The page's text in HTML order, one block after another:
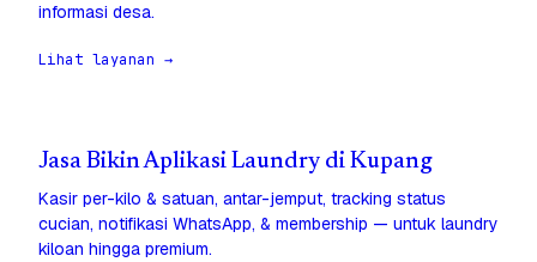
informasi desa.
Lihat layanan →
Jasa Bikin Aplikasi Laundry di Kupang
Kasir per-kilo & satuan, antar-jemput, tracking status
cucian, notifikasi WhatsApp, & membership — untuk laundry
kiloan hingga premium.